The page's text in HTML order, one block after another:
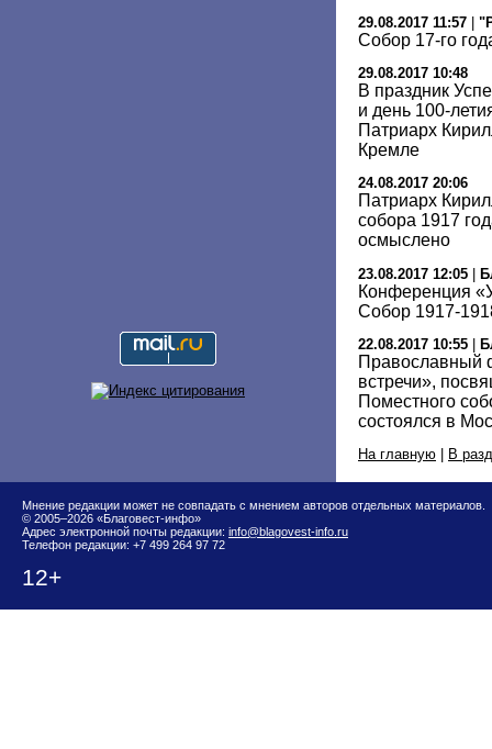
29.08.2017 11:57 |
Собор 17-го
29.08.2017 10:48
В праздник
и день 100-
Патриарх
Кремле
24.08.2017 20:06
Патриарх
собора 1917
осмыслено
23.08.2017 12:05 |
Конференция
Собор 1917-
22.08.2017 10:55
Православный
встречи»,
Поместного
состоялся в
На главную В
Мнение редакции может не совпадать с мнением авторов отдельных материалов.
© 2005–2026 «Благовест-инфо»
Адрес электронной почты редакции: info@blagovest-info.ru
Телефон редакции: +7 499 264 97 72
12+